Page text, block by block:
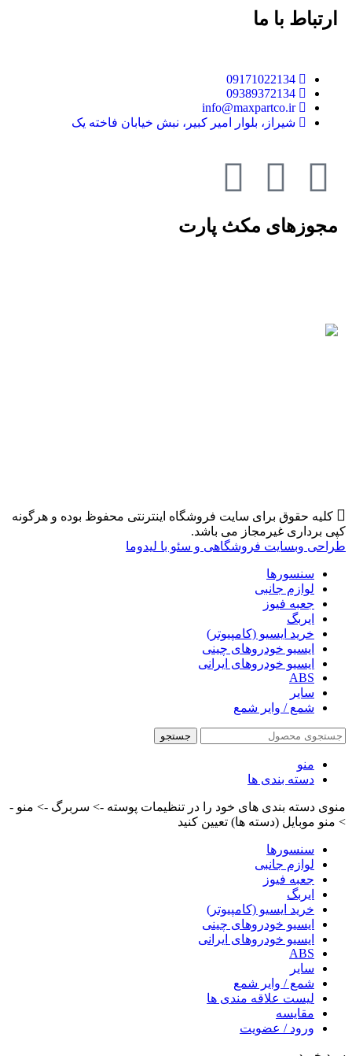
ارتباط با ما
09171022134
09389372134
info@maxpartco.ir
شیراز، بلوار امیر کبیر، نبش خیابان فاخته یک
مجوزهای مکث پارت
کلیه حقوق برای سایت فروشگاه اینترنتی محفوظ بوده و هرگونه
کپی برداری غیرمجاز می باشد.
طراحی وبسایت فروشگاهی و سئو با لیدوما
سنسورها
لوازم جانبی
جعبه فیوز
ایربگ
خرید ایسیو (کامپیوتر)
ایسیو خودروهای چینی
ایسیو خودروهای ایرانی
ABS
سایر
شمع / وایر شمع
جستجو
منو
دسته بندی ها
منوی دسته بندی های خود را در تنظیمات پوسته -> سربرگ -> منو -
> منو موبایل (دسته ها) تعیین کنید
سنسورها
لوازم جانبی
جعبه فیوز
ایربگ
خرید ایسیو (کامپیوتر)
ایسیو خودروهای چینی
ایسیو خودروهای ایرانی
ABS
سایر
شمع / وایر شمع
لیست علاقه مندی ها
مقایسه
ورود / عضویت